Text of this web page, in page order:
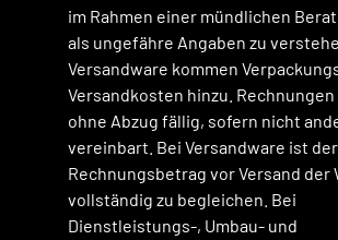
im Rahmen einer mündlichen
als ungefähre Angaben zu
Versandware kommen
Versandkosten hinzu.
ohne Abzug fällig, sofern nicht
vereinbart. Bei Versandware ist der
Rechnungsbetrag vor Versand der
vollständig zu begleichen. Bei
Dienstleistungs-, Umbau- und